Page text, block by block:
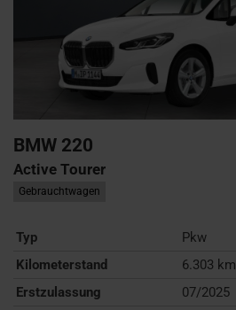
BMW 220
Active Tourer
Gebrauchtwagen
Typ
Pkw
Kilometerstand
6.303 km
Erstzulassung
07/2025